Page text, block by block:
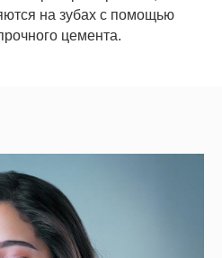
на зубах с помощью
цемента.